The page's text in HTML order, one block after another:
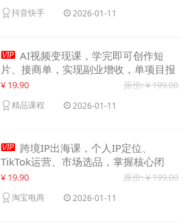
抖音快手 2026-01-11
 AI视频变现课，学完即可创作短
片、接商单，实现副业增收，单项目报
价可达千元
¥ 19.90 原价: ¥ 199.00
精品课程 2026-01-11
 跨境IP出海课，个人IP定位、
TikTok运营、市场选品，掌握核心闭
环，实现月入1万美金+
¥ 19.90 原价: ¥ 199.00
淘宝电商 2026-01-11